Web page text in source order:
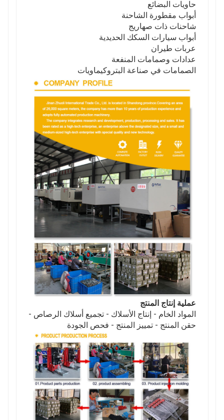
حاويات البضائع
أبواب مقطورة الشاحنة
شاحنات ذات صهاريج
أبواب سيارات السكك الحديدية
عربات طيران
عدادات وصمامات المنفعة
الصمامات في صناعة البتروكيماويات
عملية إنتاج المنتج
المواد الخام - إنتاج الأسلاك - تجميع أسلاك الرصاص -
حقن المنتج - تمييز المنتج - فحص الجودة